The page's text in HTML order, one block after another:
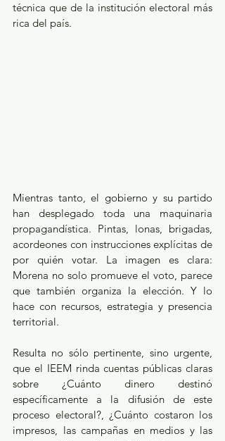
técnica que de la institución electoral más
rica del país.
Mientras tanto, el gobierno y su partido
han desplegado toda una maquinaria
propagandística. Pintas, lonas, brigadas,
acordeones con instrucciones explícitas de
por quién votar. La imagen es clara:
Morena no solo promueve el voto, parece
que también organiza la elección. Y lo
hace con recursos, estrategia y presencia
territorial.
Resulta no sólo pertinente, sino urgente,
que el IEEM rinda cuentas públicas claras
sobre ¿Cuánto dinero destinó
específicamente a la difusión de este
proceso electoral?, ¿Cuánto costaron los
impresos, las campañas en medios y las